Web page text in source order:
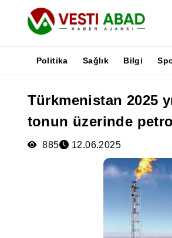
Politika Sağlık Bilgi
Türkmenistan 2025
tonun üzerinde
885 12.06.2025